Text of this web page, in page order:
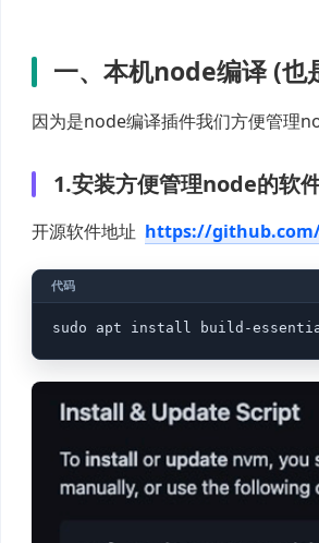
一、本机node编译 (也
因为是node编译插件我们方便管理
1.安装方便管理node的软
开源软件地址 https://